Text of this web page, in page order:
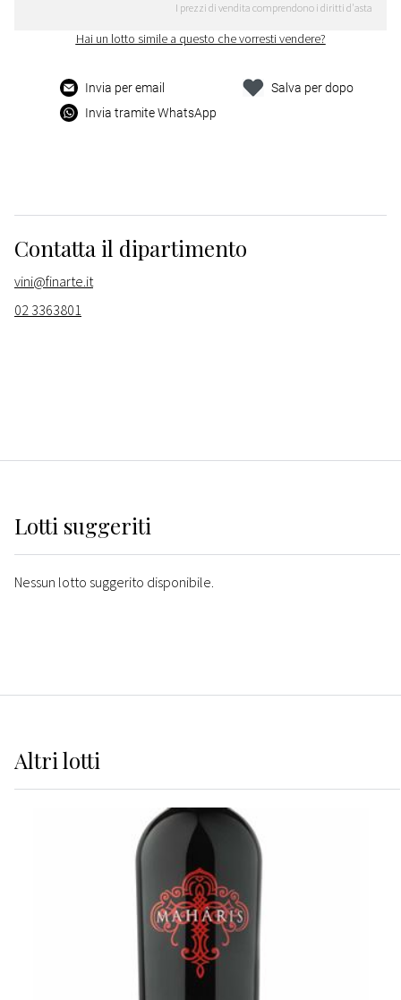
I prezzi di vendita comprendono i diritti d'asta
Hai un lotto simile a questo che vorresti vendere?
Invia per email
Invia tramite WhatsApp
Salva per dopo
Contatta il dipartimento
vini@finarte.it
02 3363801
Lotti suggeriti
Nessun lotto suggerito disponibile.
Altrilotti